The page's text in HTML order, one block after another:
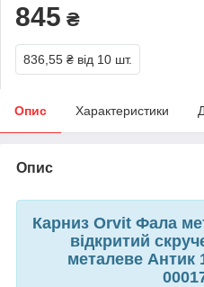
845 ₴
836,55 ₴ від 10 шт.
Опис Характеристики
Опис
Карниз Orvit Фала
відкритий
металеве Антик